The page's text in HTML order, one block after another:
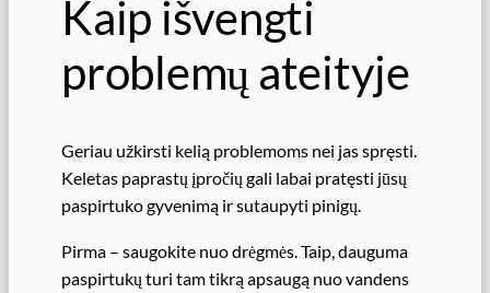
Kaip išvengti
problemų ateityje
Geriau užkirsti kelią problemoms nei jas spręsti.
Keletas paprastų įpročių gali labai pratęsti jūsų
paspirtuko gyvenimą ir sutaupyti pinigų.
Pirma – saugokite nuo drėgmės. Taip, dauguma
paspirtukų turi tam tikrą apsaugą nuo vandens